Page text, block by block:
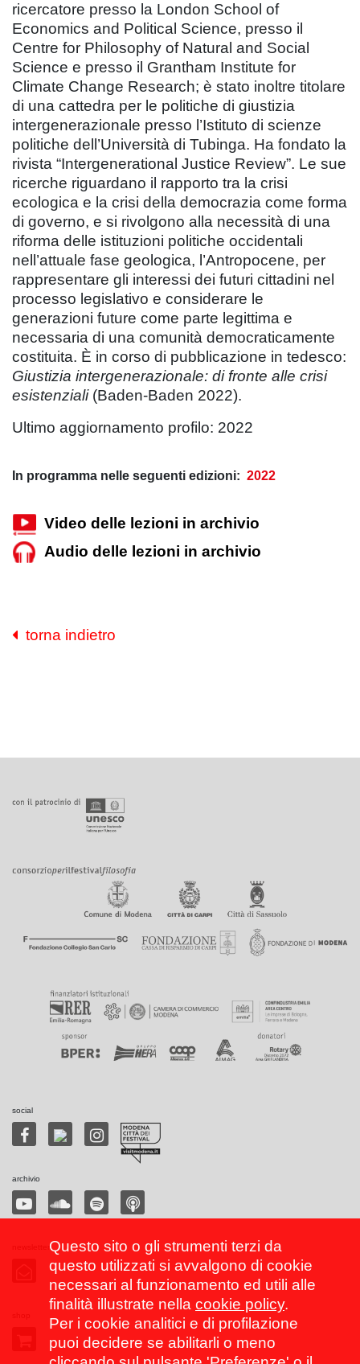
ricercatore presso la London School of
Economics and Political Science, presso il
Centre for Philosophy of Natural and Social
Science e presso il Grantham Institute for
Climate Change Research; è stato inoltre titolare
di una cattedra per le politiche di giustizia
intergenerazionale presso l’Istituto di scienze
politiche dell’Università di Tubinga. Ha fondato la
rivista “Intergenerational Justice Review”. Le sue
ricerche riguardano il rapporto tra la crisi
ecologica e la crisi della democrazia come forma
di governo, e si rivolgono alla necessità di una
riforma delle istituzioni politiche occidentali
nell’attuale fase geologica, l’Antropocene, per
rappresentare gli interessi dei futuri cittadini nel
processo legislativo e considerare le
generazioni future come parte legittima e
necessaria di una comunità democraticamente
costituita. È in corso di pubblicazione in tedesco:
Giustizia intergenerazionale: di fronte alle crisi
esistenziali(Baden-Baden 2022).
Ultimo aggiornamento profilo: 2022
In programma nelle seguenti edizioni: 2022
Video delle lezioni in archivio
Audio delle lezioni in archivio
torna indietro
social
archivio
Questo sito o gli strumenti terzi da
questo utilizzati si avvalgono di cookie
necessari al funzionamento ed utili alle
finalità illustrate nella cookie policy.
Per i cookie analitici e di profilazione
puoi decidere se abilitarli o meno